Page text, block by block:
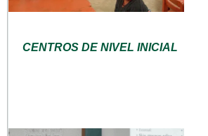
CENTROS DE NIVEL INICIAL